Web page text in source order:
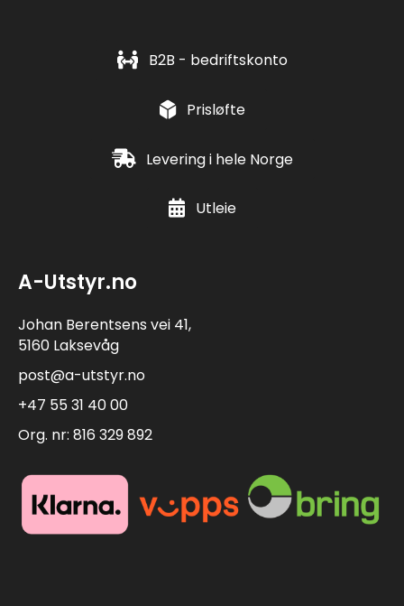
B2B - bedriftskonto
Prisløfte
Levering i hele Norge
Utleie
A-Utstyr.no
Johan Berentsens vei 41,
5160 Laksevåg
post@a-utstyr.no
+47 55 31 40 00
Org. nr: 816 329 892